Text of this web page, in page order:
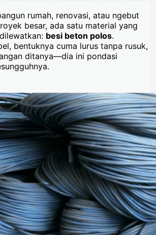
rumah, renovasi, atau ngebut
besar, ada satu material yang
besi beton polos.
bentuknya cuma lurus tanpa rusuk,
ditanya—dia ini pondasi